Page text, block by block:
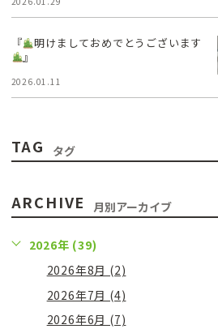
『
明けましておめでとうございます
』
2026.01.11
TAG タグ
ARCHIVE 月別アーカイブ
2026年 (39)
2026年8月 (2)
2026年7月 (4)
2026年6月 (7)